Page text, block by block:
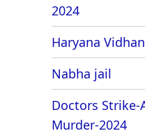
2024
Haryana
Nabha jail
Doctors Strike-
Murder-2024